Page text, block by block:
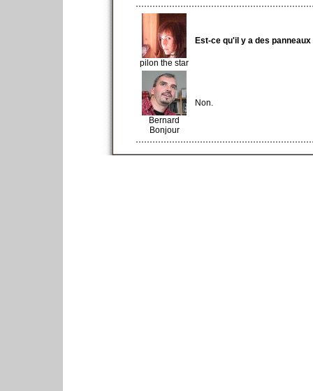
pilon the star
Est-ce qu'il y a des
Bernard
Bonjour
Non.